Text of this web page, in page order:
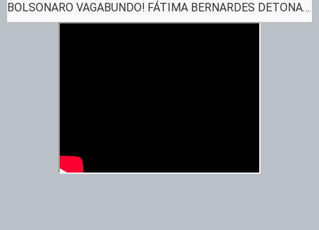
BOLSONARO VAGABUNDO! FÁTIMA BERNARDES DETONA